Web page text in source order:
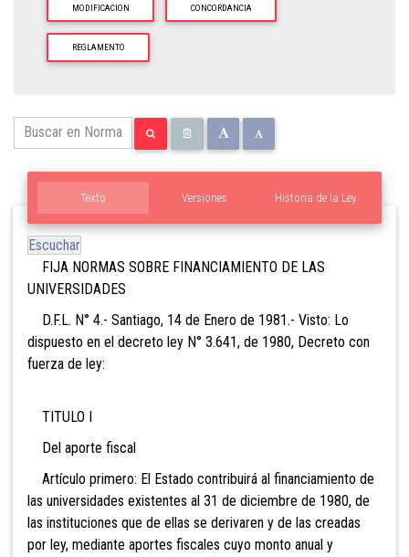
MODIFICACION CONCORDANCIA
REGLAMENTO
Texto Versiones Historia de la Ley
Escuchar
FIJA NORMAS SOBRE FINANCIAMIENTO DE LAS
UNIVERSIDADES
D.F.L. N° 4.- Santiago, 14 de Enero de 1981.- Visto: Lo
dispuesto en el decreto ley N° 3.641, de 1980, Decreto con
fuerza de ley:
TITULO I
Del aporte fiscal
Artículo primero: El Estado contribuirá al financiamiento de
las universidades existentes al 31 de diciembre de 1980, de
las instituciones que de ellas se derivaren y de las creadas
por ley, mediante aportes fiscales cuyo monto anual y